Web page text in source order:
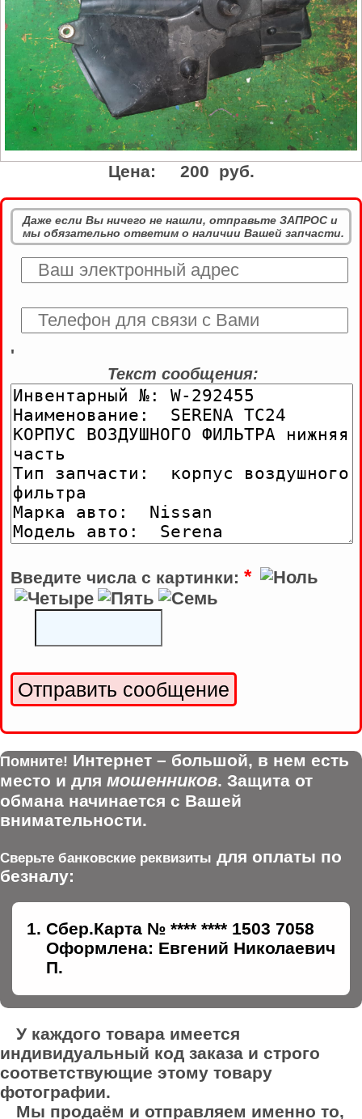
Цена: 200 руб.
Даже если Вы ничего не нашли, отправьте ЗАПРОС и
мы обязательно ответим о наличии Вашей запчасти.
'
Текст сообщения:
Введите числа с картинки: *
Помните! Интернет – большой, в нем есть
место и для мошенников. Защита от
обмана начинается с Вашей
внимательности.
Сверьте банковские реквизиты для оплаты по
безналу:
Сбер.Карта № **** **** 1503 7058
Оформлена: Евгений Николаевич
П.
У каждого товара имеется
индивидуальный код заказа и строго
соответствующие этому товару
фотографии.
Мы продаём и отправляем именно то,